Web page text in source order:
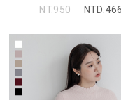
NT.950
NTD.466